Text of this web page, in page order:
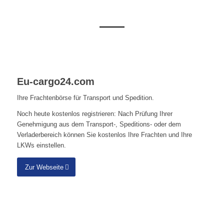
Eu-cargo24.com
Ihre Frachtenbörse für Transport und Spedition.
Noch heute kostenlos registrieren: Nach Prüfung Ihrer
Genehmigung aus dem Transport-, Speditions- oder dem
Verladerbereich können Sie kostenlos Ihre Frachten und Ihre
LKWs einstellen.
Zur Webseite